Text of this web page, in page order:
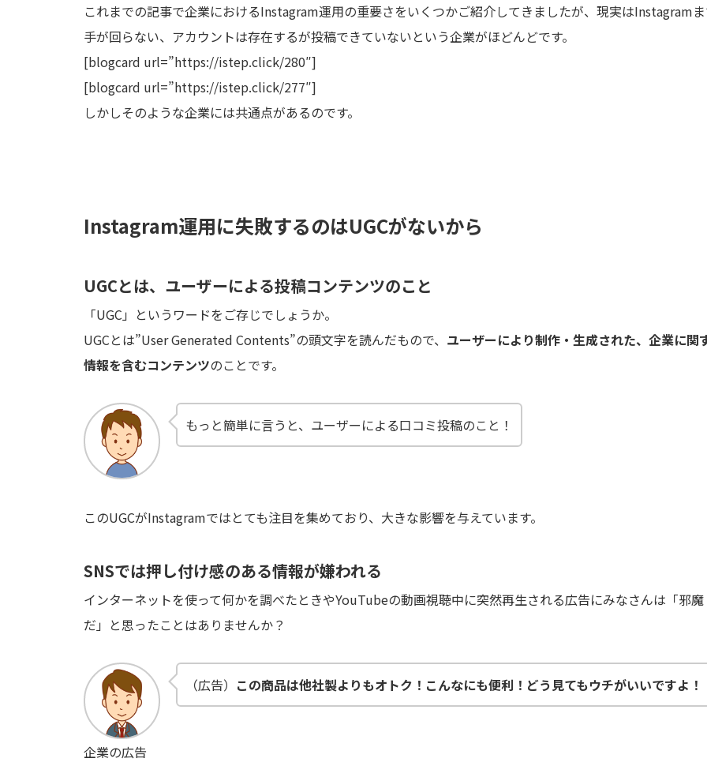
これまでの記事で企業におけるInstagram運用の重要さをいくつかご紹介してきましたが、現実はInstagram
手が回らない、アカウントは存在するが投稿できていないという企業がほどんどです。
[blogcard url=”https://istep.click/280″]
[blogcard url=”https://istep.click/277″]
しかしそのような企業には共通点があるのです。
Instagram運用に失敗するのはUGCがないから
UGCとは、ユーザーによる投稿コンテンツのこと
「UGC」というワードをご存じでしょうか。
UGCとは”User Generated Contents”の頭文字を読んだもので、 ユーザーにより制作・生成された、企業に関
情報を含むコンテンツのことです。
もっと簡単に言うと、ユーザーによる口コミ投稿のこと！
このUGCがInstagramではとても注目を集めており、大きな影響を与えています。
SNSでは押し付け感のある情報が嫌われる
インターネットを使って何かを調べたときやYouTubeの動画視聴中に突然再生される広告にみなさんは「邪魔
だ」と思ったことはありませんか？
企業の広告
（広告） この商品は他社製よりもオトク！こんなにも便利！どう見てもウチがいいですよ！